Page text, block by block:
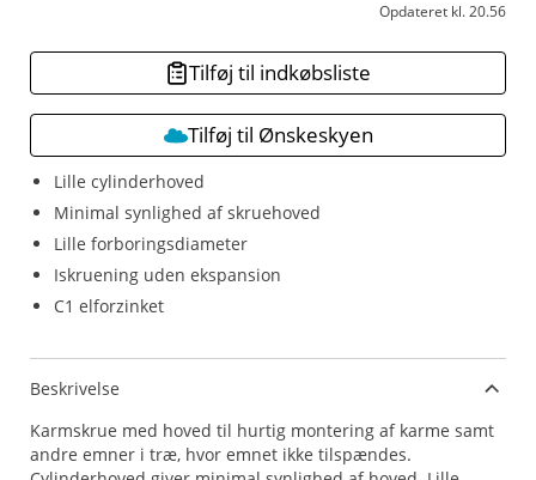
Lille cylinderhoved
Minimal synlighed af skruehoved
Lille forboringsdiameter
Iskruening uden ekspansion
C1 elforzinket
Opdateret kl. 20.56
Tilføj til indkøbsliste
Tilføj til Ønskeskyen
Beskrivelse
Karmskrue med hoved til hurtig montering af karme samt
andre emner i træ, hvor emnet ikke tilspændes.